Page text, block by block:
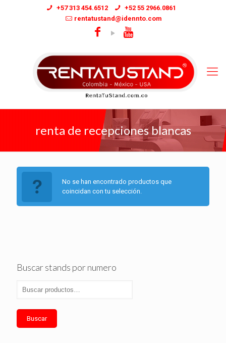
+57 313 454.6512
+52 55 2966.0861
rentatustand@idennto.com
renta de recepciones blancas
No se han encontrado productos que
coincidan con tu selección.
Buscar stands por numero
Buscar